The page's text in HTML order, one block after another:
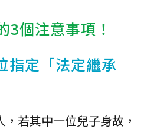
3個注意事項！
指定「法定繼承
若其中一位兒子身故，